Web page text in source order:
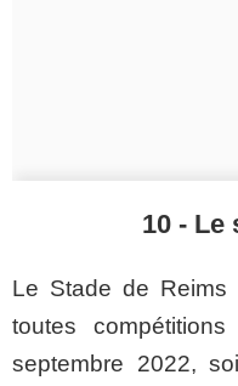
10 - Le
Le Stade de Reims
toutes
septembre 2022,